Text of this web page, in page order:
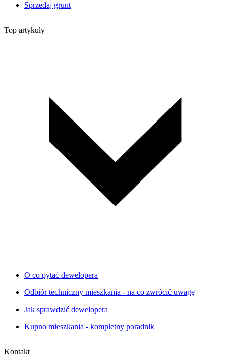
Sprzedaj grunt
Top artykuły
O co pytać dewelopera
Odbiór techniczny mieszkania - na co zwrócić uwagę
Jak sprawdzić dewelopera
Kupno mieszkania - kompletny poradnik
Kontakt